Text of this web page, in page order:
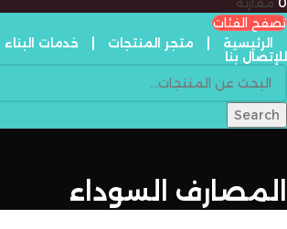
تصفح الفئات
الرئيسية
متجر المنتجات خدمات البناء
للإتصال بنا
Search
المصارف السوداء